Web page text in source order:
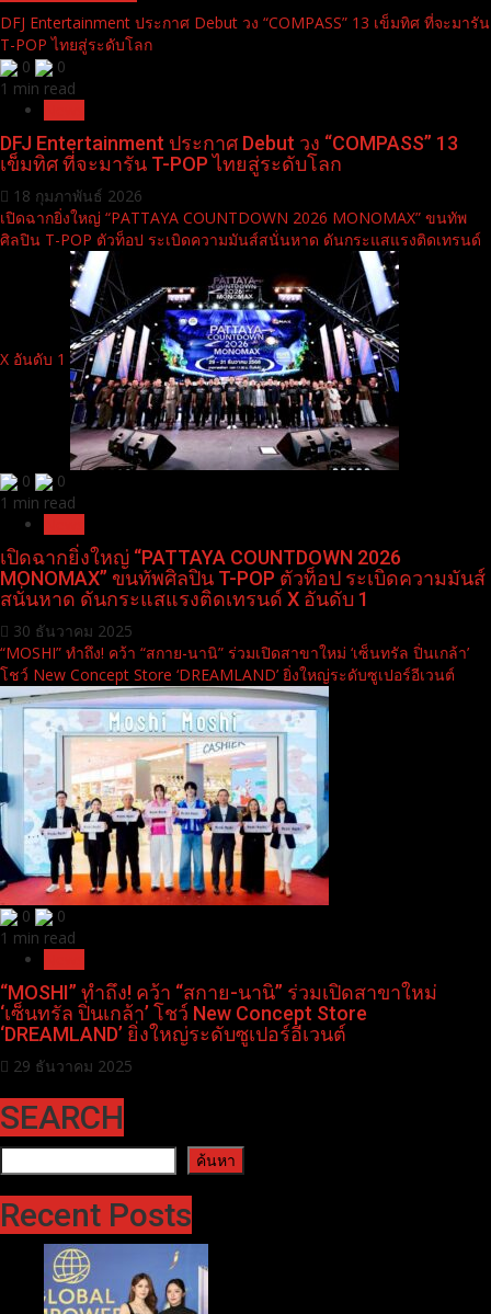
DFJ Entertainment ประกาศ Debut วง “COMPASS” 13 เข็มทิศ ที่จะมารัน
T-POP ไทยสู่ระดับโลก
0
0
1 min read
DFJ Entertainment ประกาศ Debut วง “COMPASS” 13
เข็มทิศ ที่จะมารัน T-POP ไทยสู่ระดับโลก
18 กุมภาพันธ์ 2026
เปิดฉากยิ่งใหญ่ “PATTAYA COUNTDOWN 2026 MONOMAX” ขนทัพ
ศิลปิน T-POP ตัวท็อป ระเบิดความมันส์สนั่นหาด ดันกระแสแรงติดเทรนด์
X อันดับ 1
0
0
1 min read
เปิดฉากยิ่งใหญ่ “PATTAYA COUNTDOWN 2026
MONOMAX” ขนทัพศิลปิน T-POP ตัวท็อป ระเบิดความมันส์
สนั่นหาด ดันกระแสแรงติดเทรนด์ X อันดับ 1
30 ธันวาคม 2025
“MOSHI” ทำถึง! คว้า “สกาย-นานิ” ร่วมเปิดสาขาใหม่ ‘เซ็นทรัล ปิ่นเกล้า’
โชว์ New Concept Store ‘DREAMLAND’ ยิ่งใหญ่ระดับซูเปอร์อีเวนต์
0
0
1 min read
“MOSHI” ทำถึง! คว้า “สกาย-นานิ” ร่วมเปิดสาขาใหม่
‘เซ็นทรัล ปิ่นเกล้า’ โชว์ New Concept Store
‘DREAMLAND’ ยิ่งใหญ่ระดับซูเปอร์อีเวนต์
29 ธันวาคม 2025
SEARCH
ค้นหา ค้นหา
Recent Posts